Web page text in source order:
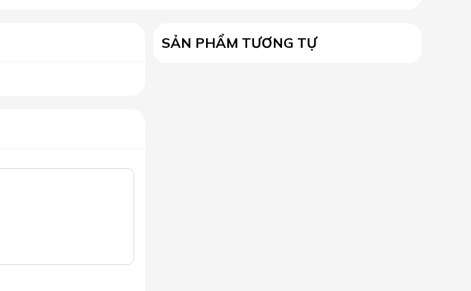
SẢN PHẨM TƯƠNG TỰ